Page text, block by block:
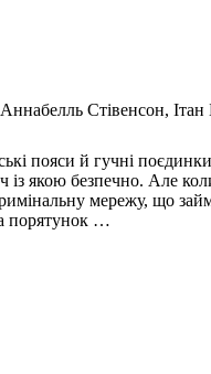
Стівенсон, Ітан
пояси й гучні
якою безпечно. Але
мережу, що
порятунок …